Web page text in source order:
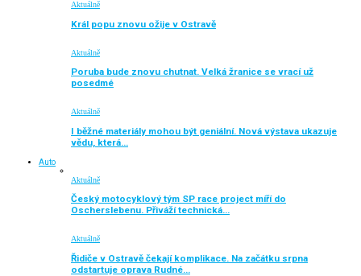
Aktuálně
Král popu znovu ožije v Ostravě
Aktuálně
Poruba bude znovu chutnat. Velká žranice se vrací už
posedmé
Aktuálně
I běžné materiály mohou být geniální. Nová výstava ukazuje
vědu, která…
Auto
Aktuálně
Český motocyklový tým SP race project míří do
Oscherslebenu. Přiváží technická…
Aktuálně
Řidiče v Ostravě čekají komplikace. Na začátku srpna
odstartuje oprava Rudné…